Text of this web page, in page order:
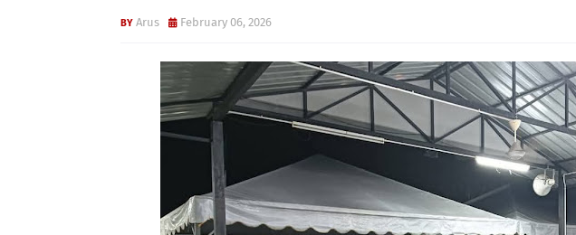
Arus February 06, 2026